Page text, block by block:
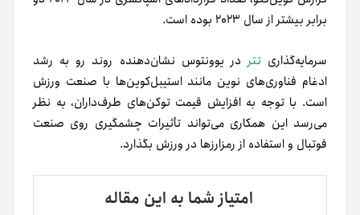
برابر بیشتر از سال ۲۰۲۳ بوده است.
سرمایه‌گذاریتتردر یوونتوس نشان‌دهنده روند رو به رشد
ادغام فناوری‌های نوین مانند استیبل‌کوین‌ها با صنعت ورزش
است. با توجه به افزایش قیمت توکن‌های طرف‌داران، به نظر
می‌رسد این همکاری می‌تواند تأثیرات چشمگیری روی صنعت
فوتبال و استفاده از رمزارزها در ورزش بگذارد.
امتیاز شما به این مقاله